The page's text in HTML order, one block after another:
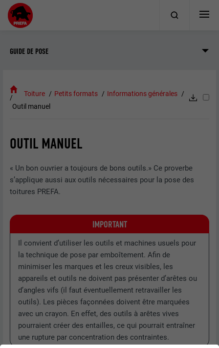
GUIDE DE POSE
Toiture Petits formats
Informations générales
Outil manuel
OUTIL MANUEL
« Un bon ouvrier a toujours de bons outils.» Ce proverbe
s’applique aussi aux outils nécessaires pour la pose des
toitures PREFA.
IMPORTANT
Il convient d’utiliser les outils et machines usuels pour
la technique de pose par emboîtement. Afin de
minimiser les marques et les creux visibles, les
appareils et outils ne doivent pas présenter d’arêtes ou
d’angles vifs (il faut éventuellement retravailler les
outils). Les pièces façonnées doivent être marquées
avec un crayon. En effet, des outils à arêtes vives
pourraient créer des entailles, ce qui pourrait entraîner
une rupture par concentration des contraintes.